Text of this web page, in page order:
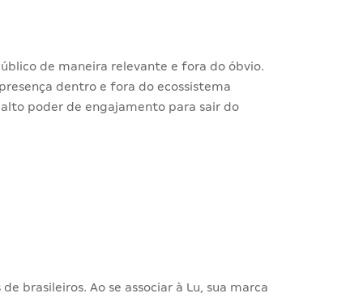
de maneira relevante e fora do óbvio.
dentro e fora do ecossistema
poder de engajamento para sair do
brasileiros. Ao se associar à Lu, sua marca